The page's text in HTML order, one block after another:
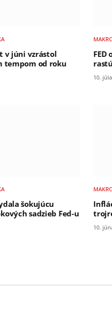
v júni vzrástol
tempom od roku
FED
10.
šokujúcu
sadzieb Fed-u
10.